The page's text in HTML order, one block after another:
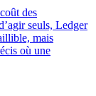
des
seuls, Ledger
mais
où une